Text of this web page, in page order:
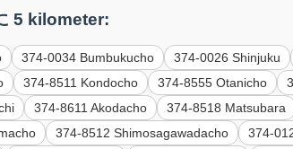
5 kilometer:
374-0034 Bumbukucho 374-0026 Shinjuku
374-8511 Kondocho 374-8555 Otanicho
374-8611 Akodacho 374-8518 Matsubara
374-8512 Shimosagawadacho 374-